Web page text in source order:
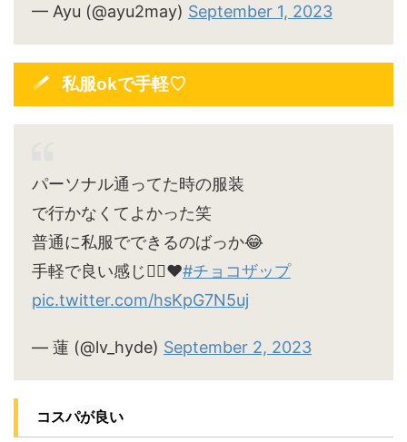
— Ayu (@ayu2may) September 1, 2023
私服okで手軽♡
パーソナル通ってた時の服装
で行かなくてよかった笑
普通に私服でできるのばっか😂
手軽で良い感じ🙆‍♀️♥#チョコザップ
pic.twitter.com/hsKpG7N5uj
— 蓮 (@lv_hyde) September 2, 2023
コスパが良い